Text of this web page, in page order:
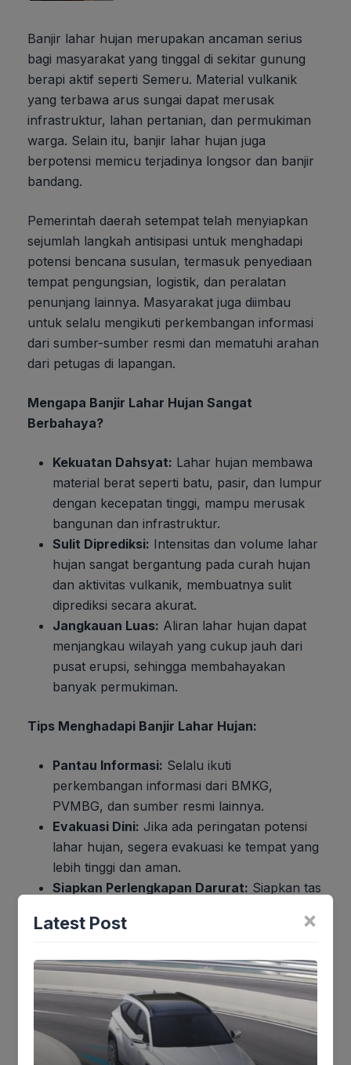
Banjir lahar hujan merupakan ancaman serius
bagi masyarakat yang tinggal di sekitar gunung
berapi aktif seperti Semeru. Material vulkanik
yang terbawa arus sungai dapat merusak
infrastruktur, lahan pertanian, dan permukiman
warga. Selain itu, banjir lahar hujan juga
berpotensi memicu terjadinya longsor dan banjir
bandang.
Pemerintah daerah setempat telah menyiapkan
sejumlah langkah antisipasi untuk menghadapi
potensi bencana susulan, termasuk penyediaan
tempat pengungsian, logistik, dan peralatan
penunjang lainnya. Masyarakat juga diimbau
untuk selalu mengikuti perkembangan informasi
dari sumber-sumber resmi dan mematuhi arahan
dari petugas di lapangan.
Mengapa Banjir Lahar Hujan Sangat
Berbahaya?
Kekuatan Dahsyat: Lahar hujan membawa
material berat seperti batu, pasir, dan lumpur
dengan kecepatan tinggi, mampu merusak
bangunan dan infrastruktur.
Sulit Diprediksi: Intensitas dan volume lahar
hujan sangat bergantung pada curah hujan
dan aktivitas vulkanik, membuatnya sulit
diprediksi secara akurat.
Jangkauan Luas: Aliran lahar hujan dapat
menjangkau wilayah yang cukup jauh dari
pusat erupsi, sehingga membahayakan
banyak permukiman.
Tips Menghadapi Banjir Lahar Hujan:
Pantau Informasi: Selalu ikuti
perkembangan informasi dari BMKG,
PVMBG, dan sumber resmi lainnya.
Evakuasi Dini: Jika ada peringatan potensi
lahar hujan, segera evakuasi ke tempat yang
lebih tinggi dan aman.
Siapkan Perlengkapan Darurat: Siapkan tas
obatan, dan dokumen penting.
sekitar aliran sungai yang berhulu di gunung
berapi saat musim hujan.
Jika keberatan atau harus diedit baik
×
Latest Post